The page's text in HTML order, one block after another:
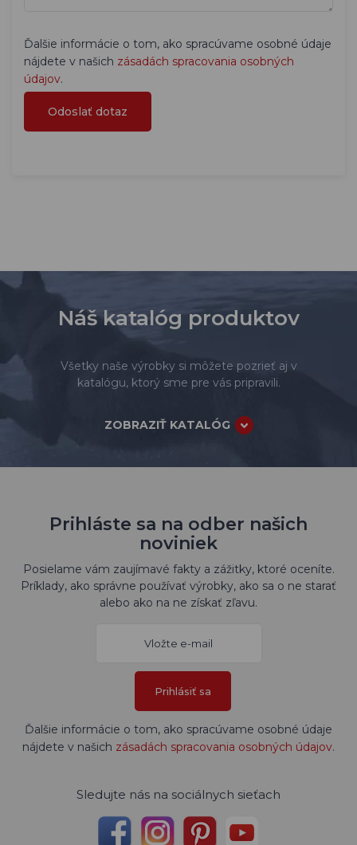
Ďalšie informácie o tom, ako spracúvame osobné údaje
nájdete v našich zásadách spracovania osobných
údajov.
Náš katalóg produktov
Všetky naše výrobky si môžete pozrieť aj v
katalógu, ktorý sme pre vás pripravili.
ZOBRAZIŤ KATALÓG
Prihláste sa na odber našich
noviniek
Posielame vám zaujímavé fakty a zážitky, ktoré oceníte.
Príklady, ako správne používať výrobky, ako sa o ne starať
alebo ako na ne získať zľavu.
Prihlásiť sa
Ďalšie informácie o tom, ako spracúvame osobné údaje
nájdete v našich zásadách spracovania osobných údajov.
Sledujte nás na sociálnych sieťach